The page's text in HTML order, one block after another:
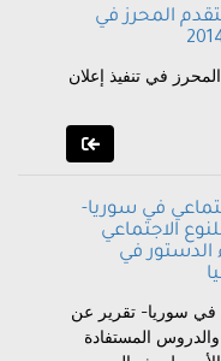
المحرز في
في تنفيذ إعلان
في سوريا-
الاجتماعي
الدستور في
في سوريا- تقرير عن
المستفادة